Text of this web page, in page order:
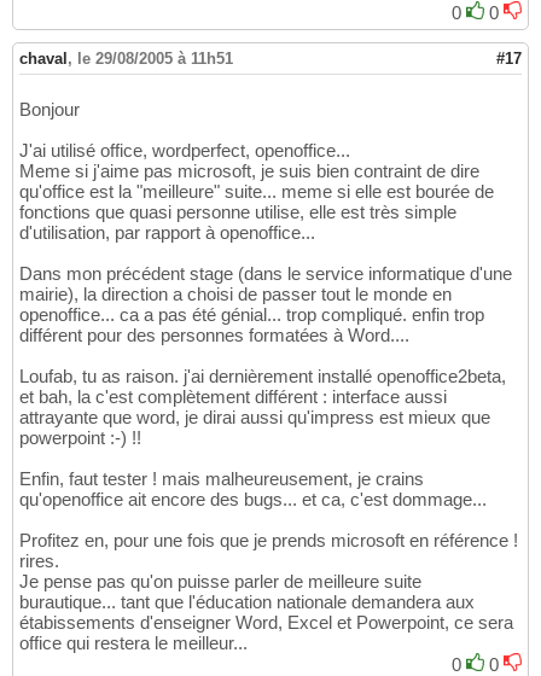
0
0
chaval, le 29/08/2005 à 11h51 #17
Bonjour
J'ai utilisé office, wordperfect, openoffice...
Meme si j'aime pas microsoft, je suis bien contraint de dire
qu'office est la "meilleure" suite... meme si elle est bourée de
fonctions que quasi personne utilise, elle est très simple
d'utilisation, par rapport à openoffice...
Dans mon précédent stage (dans le service informatique d'une
mairie), la direction a choisi de passer tout le monde en
openoffice... ca a pas été génial... trop compliqué. enfin trop
différent pour des personnes formatées à Word....
Loufab, tu as raison. j'ai dernièrement installé openoffice2beta,
et bah, la c'est complètement différent : interface aussi
attrayante que word, je dirai aussi qu'impress est mieux que
powerpoint :-) !!
Enfin, faut tester ! mais malheureusement, je crains
qu'openoffice ait encore des bugs... et ca, c'est dommage...
Profitez en, pour une fois que je prends microsoft en référence !
rires.
Je pense pas qu'on puisse parler de meilleure suite
burautique... tant que l'éducation nationale demandera aux
étabissements d'enseigner Word, Excel et Powerpoint, ce sera
office qui restera le meilleur...
0
0